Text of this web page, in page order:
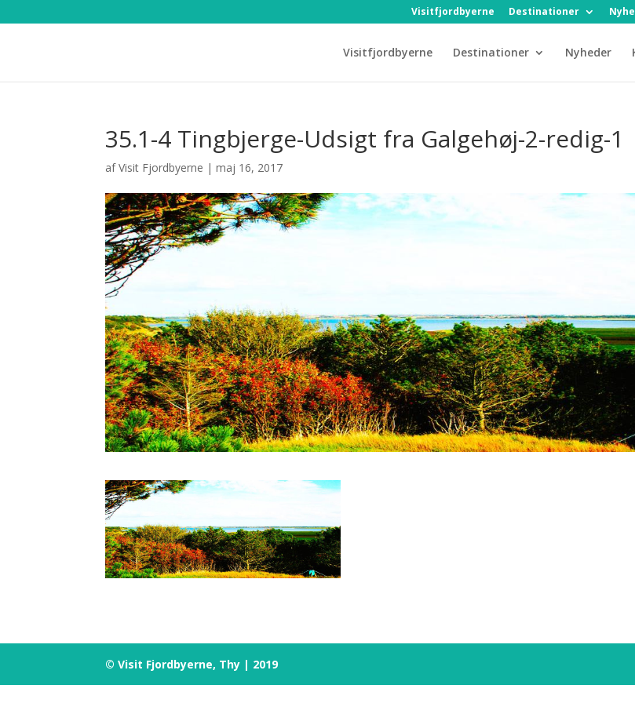
Visitfjordbyerne Destinationer
Visitfjordbyerne Destinationer Nyheder
35.1-4 Tingbjerge-Udsigt fra Galgehøj-2-redig-1
afVisit Fjordbyerne |maj 16, 2017
© Visit Fjordbyerne, Thy | 2019